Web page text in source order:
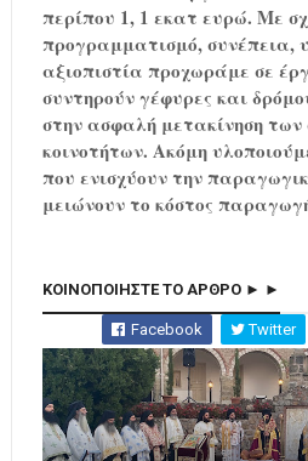
περίπου 1, 1 εκατ ευρώ. Με
προγραμματισμό, συνέπεια,
αξιοπιστία προχωράμε σε
συντηρούν γέφυρες και
στην ασφαλή μετακίνηση
κοινοτήτων. Ακόμη
που ενισχύουν την
μειώνουν το κόστος
ΚΟΙΝΟΠΟΙΗΣΤΕ ΤΟ ΑΡΘΡΟ ► ►
Facebook Twitter